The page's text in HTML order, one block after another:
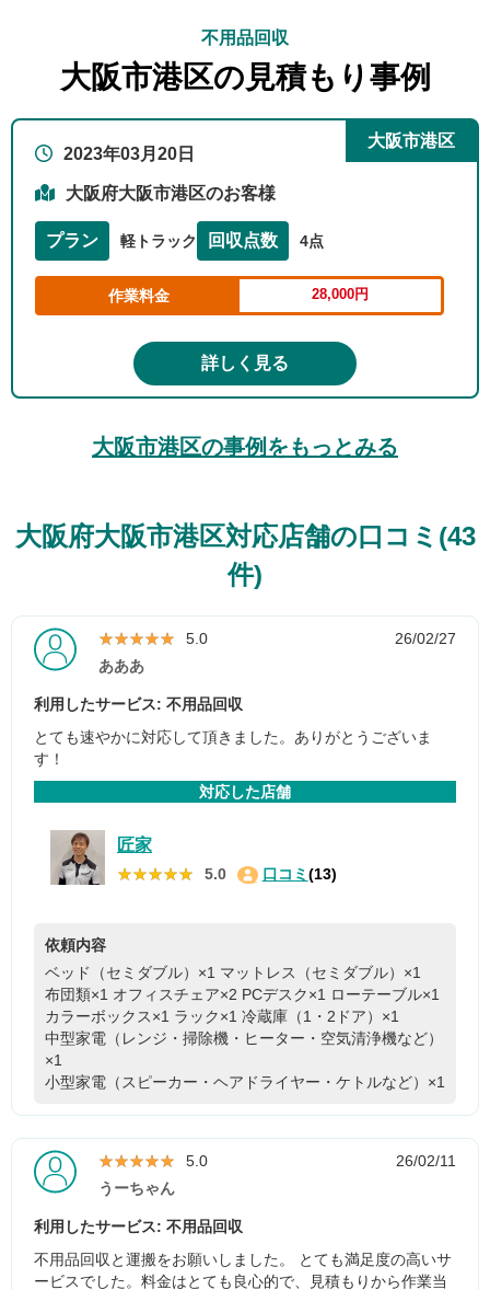
不用品回収
大阪市港区の見積もり事例
大阪市港区
2023年03月20日
大阪府大阪市港区のお客様
プラン 軽トラック 回収点数 4点
作業料金 28,000円
詳しく見る
大阪市港区の事例をもっとみる
大阪府大阪市港区対応店舗の口コミ(43
件)
★★★★★
★★★★★ 5.0
26/02/27
あああ
利用したサービス: 不用品回収
とても速やかに対応して頂きました。ありがとうございま
す！
対応した店舗
匠家
★★★★★
★★★★★ 5.0 口コミ (13)
依頼内容
ベッド（セミダブル）×1 マットレス（セミダブル）×1
布団類×1 オフィスチェア×2 PCデスク×1 ローテーブル×1
カラーボックス×1 ラック×1 冷蔵庫（1・2ドア）×1
中型家電（レンジ・掃除機・ヒーター・空気清浄機など）
×1
小型家電（スピーカー・ヘアドライヤー・ケトルなど）×1
★★★★★
★★★★★ 5.0
26/02/11
うーちゃん
利用したサービス: 不用品回収
不用品回収と運搬をお願いしました。 とても満足度の高いサ
ービスでした。料金はとても良心的で、見積もりから作業当